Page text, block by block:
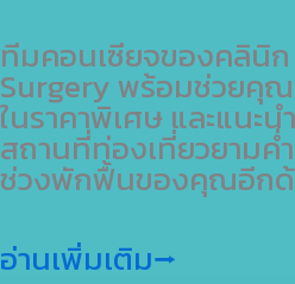
ทีมคอนเซียจของคลินิ
Surgery พร้อมช่วยคุ
ในราคาพิเศษ และแนะ
สถานที่ท่องเที่ยวยามค่
ช่วงพักฟื้นของคุณอีก
อ่านเพิ่มเติม⭢